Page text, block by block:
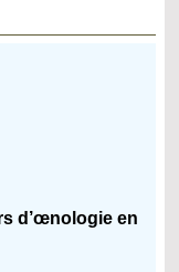
d’œnologie en